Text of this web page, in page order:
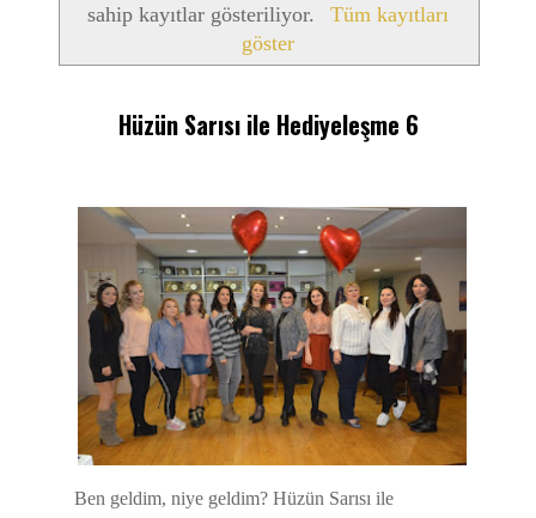
sahip kayıtlar gösteriliyor.
Tüm kayıtları
göster
Hüzün Sarısı ile Hediyeleşme 6
Ben geldim, niye geldim? Hüzün Sarısı ile